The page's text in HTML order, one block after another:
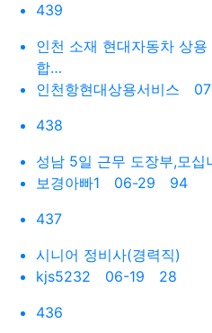
439
인천 소재 현대자동차 상
합…
인천항현대상용서비스
438
성남 5일 근무 도장부,모십
보경아빠1 06-29 94
437
시니어 정비사(경력직)
kjs5232 06-19 28
436